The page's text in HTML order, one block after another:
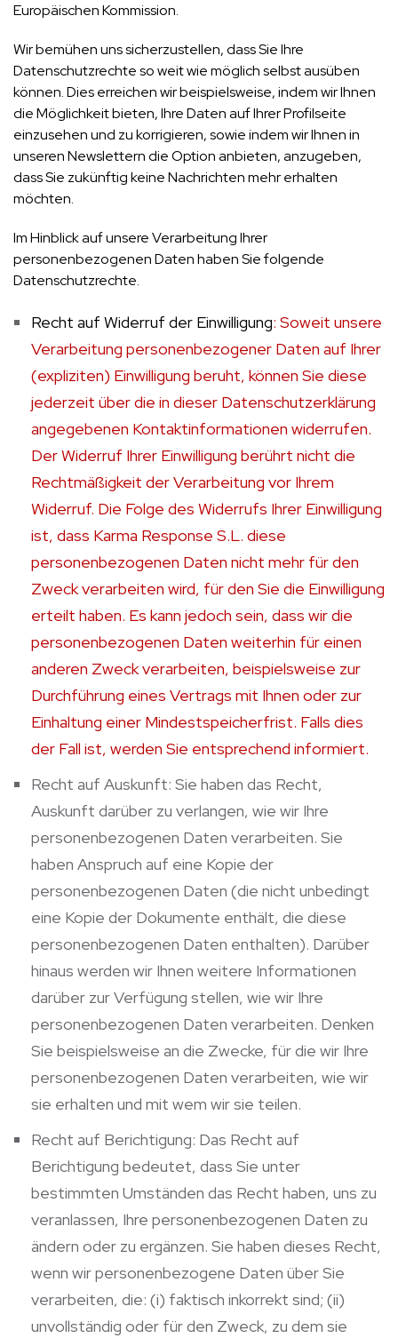
Europäischen Kommission.
Wir bemühen uns sicherzustellen, dass Sie Ihre
Datenschutzrechte so weit wie möglich selbst ausüben
können. Dies erreichen wir beispielsweise, indem wir Ihnen
die Möglichkeit bieten, Ihre Daten auf Ihrer Profilseite
einzusehen und zu korrigieren, sowie indem wir Ihnen in
unseren Newslettern die Option anbieten, anzugeben,
dass Sie zukünftig keine Nachrichten mehr erhalten
möchten.
Im Hinblick auf unsere Verarbeitung Ihrer
personenbezogenen Daten haben Sie folgende
Datenschutzrechte.
Recht auf Widerruf der Einwilligung: Soweit unsere
Verarbeitung personenbezogener Daten auf Ihrer
(expliziten) Einwilligung beruht, können Sie diese
jederzeit über die in dieser Datenschutzerklärung
angegebenen Kontaktinformationen widerrufen.
Der Widerruf Ihrer Einwilligung berührt nicht die
Rechtmäßigkeit der Verarbeitung vor Ihrem
Widerruf. Die Folge des Widerrufs Ihrer Einwilligung
ist, dass Karma Response S.L. diese
personenbezogenen Daten nicht mehr für den
Zweck verarbeiten wird, für den Sie die Einwilligung
erteilt haben. Es kann jedoch sein, dass wir die
personenbezogenen Daten weiterhin für einen
anderen Zweck verarbeiten, beispielsweise zur
Durchführung eines Vertrags mit Ihnen oder zur
Einhaltung einer Mindestspeicherfrist. Falls dies
der Fall ist, werden Sie entsprechend informiert.
Recht auf Auskunft: Sie haben das Recht,
Auskunft darüber zu verlangen, wie wir Ihre
personenbezogenen Daten verarbeiten. Sie
haben Anspruch auf eine Kopie der
personenbezogenen Daten (die nicht unbedingt
eine Kopie der Dokumente enthält, die diese
personenbezogenen Daten enthalten). Darüber
hinaus werden wir Ihnen weitere Informationen
darüber zur Verfügung stellen, wie wir Ihre
personenbezogenen Daten verarbeiten. Denken
Sie beispielsweise an die Zwecke, für die wir Ihre
personenbezogenen Daten verarbeiten, wie wir
sie erhalten und mit wem wir sie teilen.
Recht auf Berichtigung: Das Recht auf
Berichtigung bedeutet, dass Sie unter
bestimmten Umständen das Recht haben, uns zu
veranlassen, Ihre personenbezogenen Daten zu
ändern oder zu ergänzen. Sie haben dieses Recht,
wenn wir personenbezogene Daten über Sie
verarbeiten, die: (i) faktisch inkorrekt sind; (ii)
unvollständig oder für den Zweck, zu dem sie